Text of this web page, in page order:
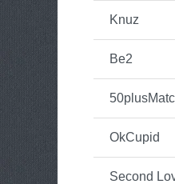
Knuz
Be2
OkCupid
Second